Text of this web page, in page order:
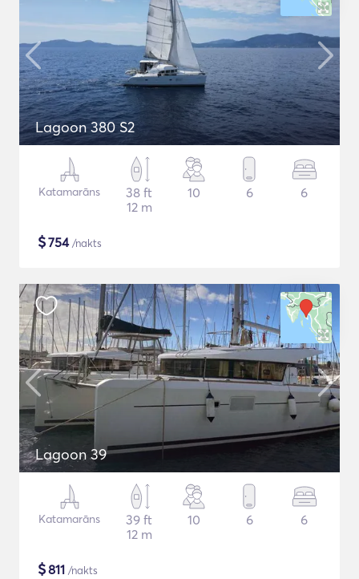
Lagoon 380 S2
Katamarāns
38 ft
12 m
10 6 6
$754/nakts
Lagoon 39
Katamarāns
39 ft
12 m
10 6 6
$811 /nakts